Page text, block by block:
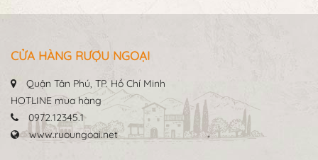
CỬA HÀNG RƯỢU NGOẠI
Quận Tân Phú, TP. Hồ Chí Minh
HOTLINE mua hàng
0972.12345.1
www.ruoungoai.net